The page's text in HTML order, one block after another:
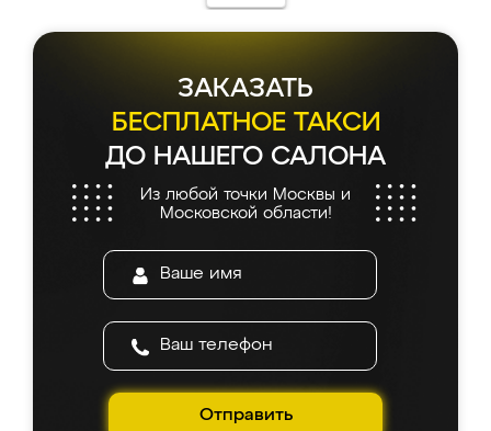
ЗАКАЗАТЬ
БЕСПЛАТНОЕ ТАКСИ
ДО НАШЕГО САЛОНА
Из любой точки Москвы и
Московской области!
Отправить